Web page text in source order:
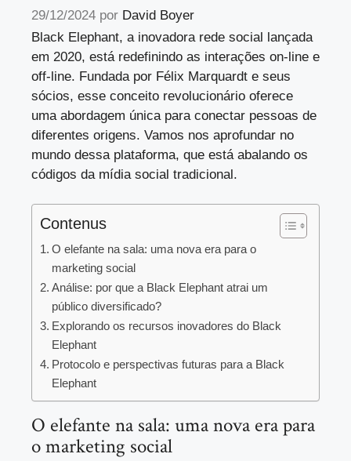
29/12/2024 por David Boyer
Black Elephant, a inovadora rede social lançada
em 2020, está redefinindo as interações on-line e
off-line. Fundada por Félix Marquardt e seus
sócios, esse conceito revolucionário oferece
uma abordagem única para conectar pessoas de
diferentes origens. Vamos nos aprofundar no
mundo dessa plataforma, que está abalando os
códigos da mídia social tradicional.
Contenus
O elefante na sala: uma nova era para o
marketing social
Análise: por que a Black Elephant atrai um
público diversificado?
Explorando os recursos inovadores do Black
Elephant
Protocolo e perspectivas futuras para a Black
Elephant
O elefante na sala: uma nova era para
o marketing social